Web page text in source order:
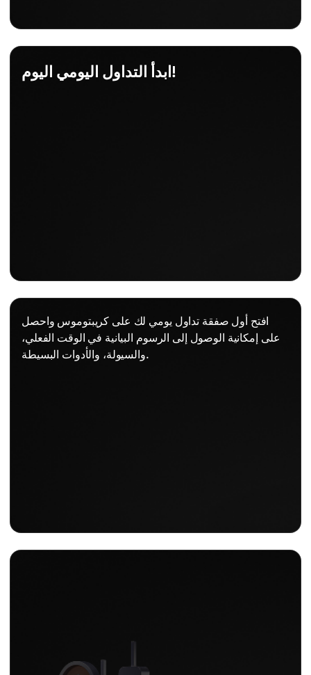
ابدأ التداول اليومي اليوم!
افتح أول صفقة تداول يومي لك على كريبتوموس واحصل
على إمكانية الوصول إلى الرسوم البيانية في الوقت الفعلي،
والسيولة، والأدوات البسيطة.